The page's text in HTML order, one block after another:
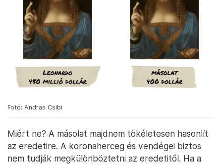
Fotó: Andras Csibi
Miért ne? A másolat majdnem tökéletesen hasonlít
az eredetire. A koronaherceg és vendégei biztos
nem tudják megkülönböztetni az eredetitől. Ha a